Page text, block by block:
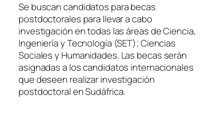
Se buscan candidatos para becas
postdoctorales para llevar a cabo
investigación en todas las áreas de Ciencia,
Ingeniería y Tecnología (SET); Ciencias
Sociales y Humanidades. Las becas serán
asignadas a los candidatos internacionales
que deseen realizar investigación
postdoctoral en Sudáfrica.